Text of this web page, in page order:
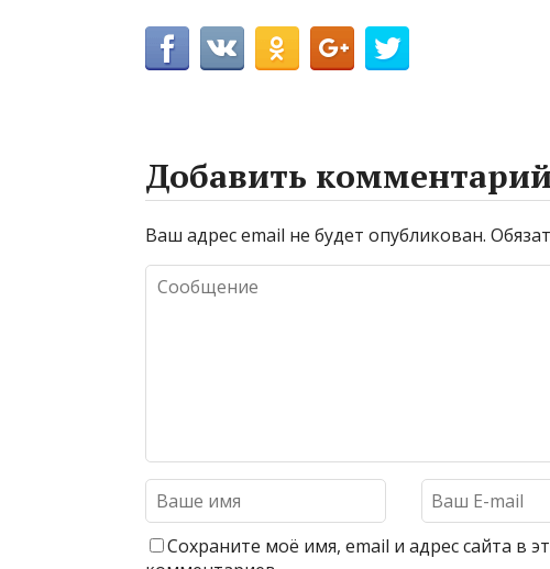
Добавить комментарий
Ваш адрес email не будет опубликован.
Сохраните моё имя, email и адрес сайта в